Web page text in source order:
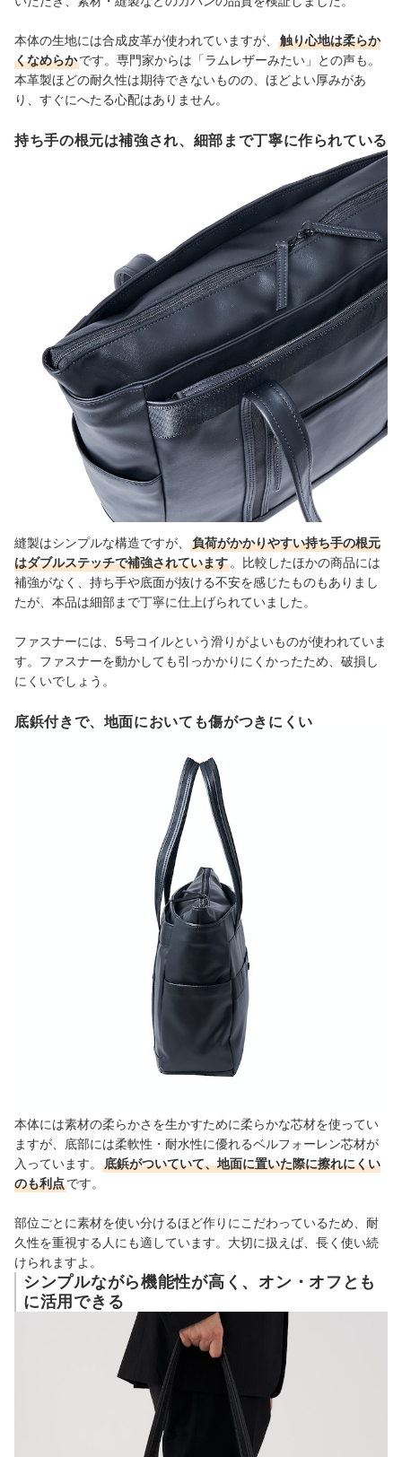
本体の生地には合成皮革が使われていますが、
触り心地は柔らか
くなめらかです。専門家からは「ラムレザーみたい」との声も。
本革製ほどの耐久性は期待できないものの、ほどよい厚みがあ
り、すぐにへたる心配はありません。
持ち手の根元は補強され、細部まで丁寧に作られている
縫製はシンプルな構造ですが、
負荷がかかりやすい持ち手の根元
はダブルステッチで補強されています 。比較したほかの商品には
補強がなく、持ち手や底面が抜ける不安を感じたものもありまし
たが、本品は細部まで丁寧に仕上げられていました。
ファスナーには、5号コイルという滑りがよいものが使われていま
す。ファスナーを動かしても引っかかりにくかったため、破損し
にくいでしょう。
底鋲付きで、地面においても傷がつきにくい
本体には素材の柔らかさを生かすために柔らかな芯材を使ってい
ますが、底部には柔軟性・耐水性に優れるベルフォーレン芯材が
入っています。
底鋲がついていて、地面に置いた際に擦れにくい
のも利点です。
部位ごとに素材を使い分けるほど作りにこだわっているため、耐
久性を重視する人にも適しています。大切に扱えば、長く使い続
けられますよ。
シンプルながら機能性が高く、オン・オフとも
に活用できる